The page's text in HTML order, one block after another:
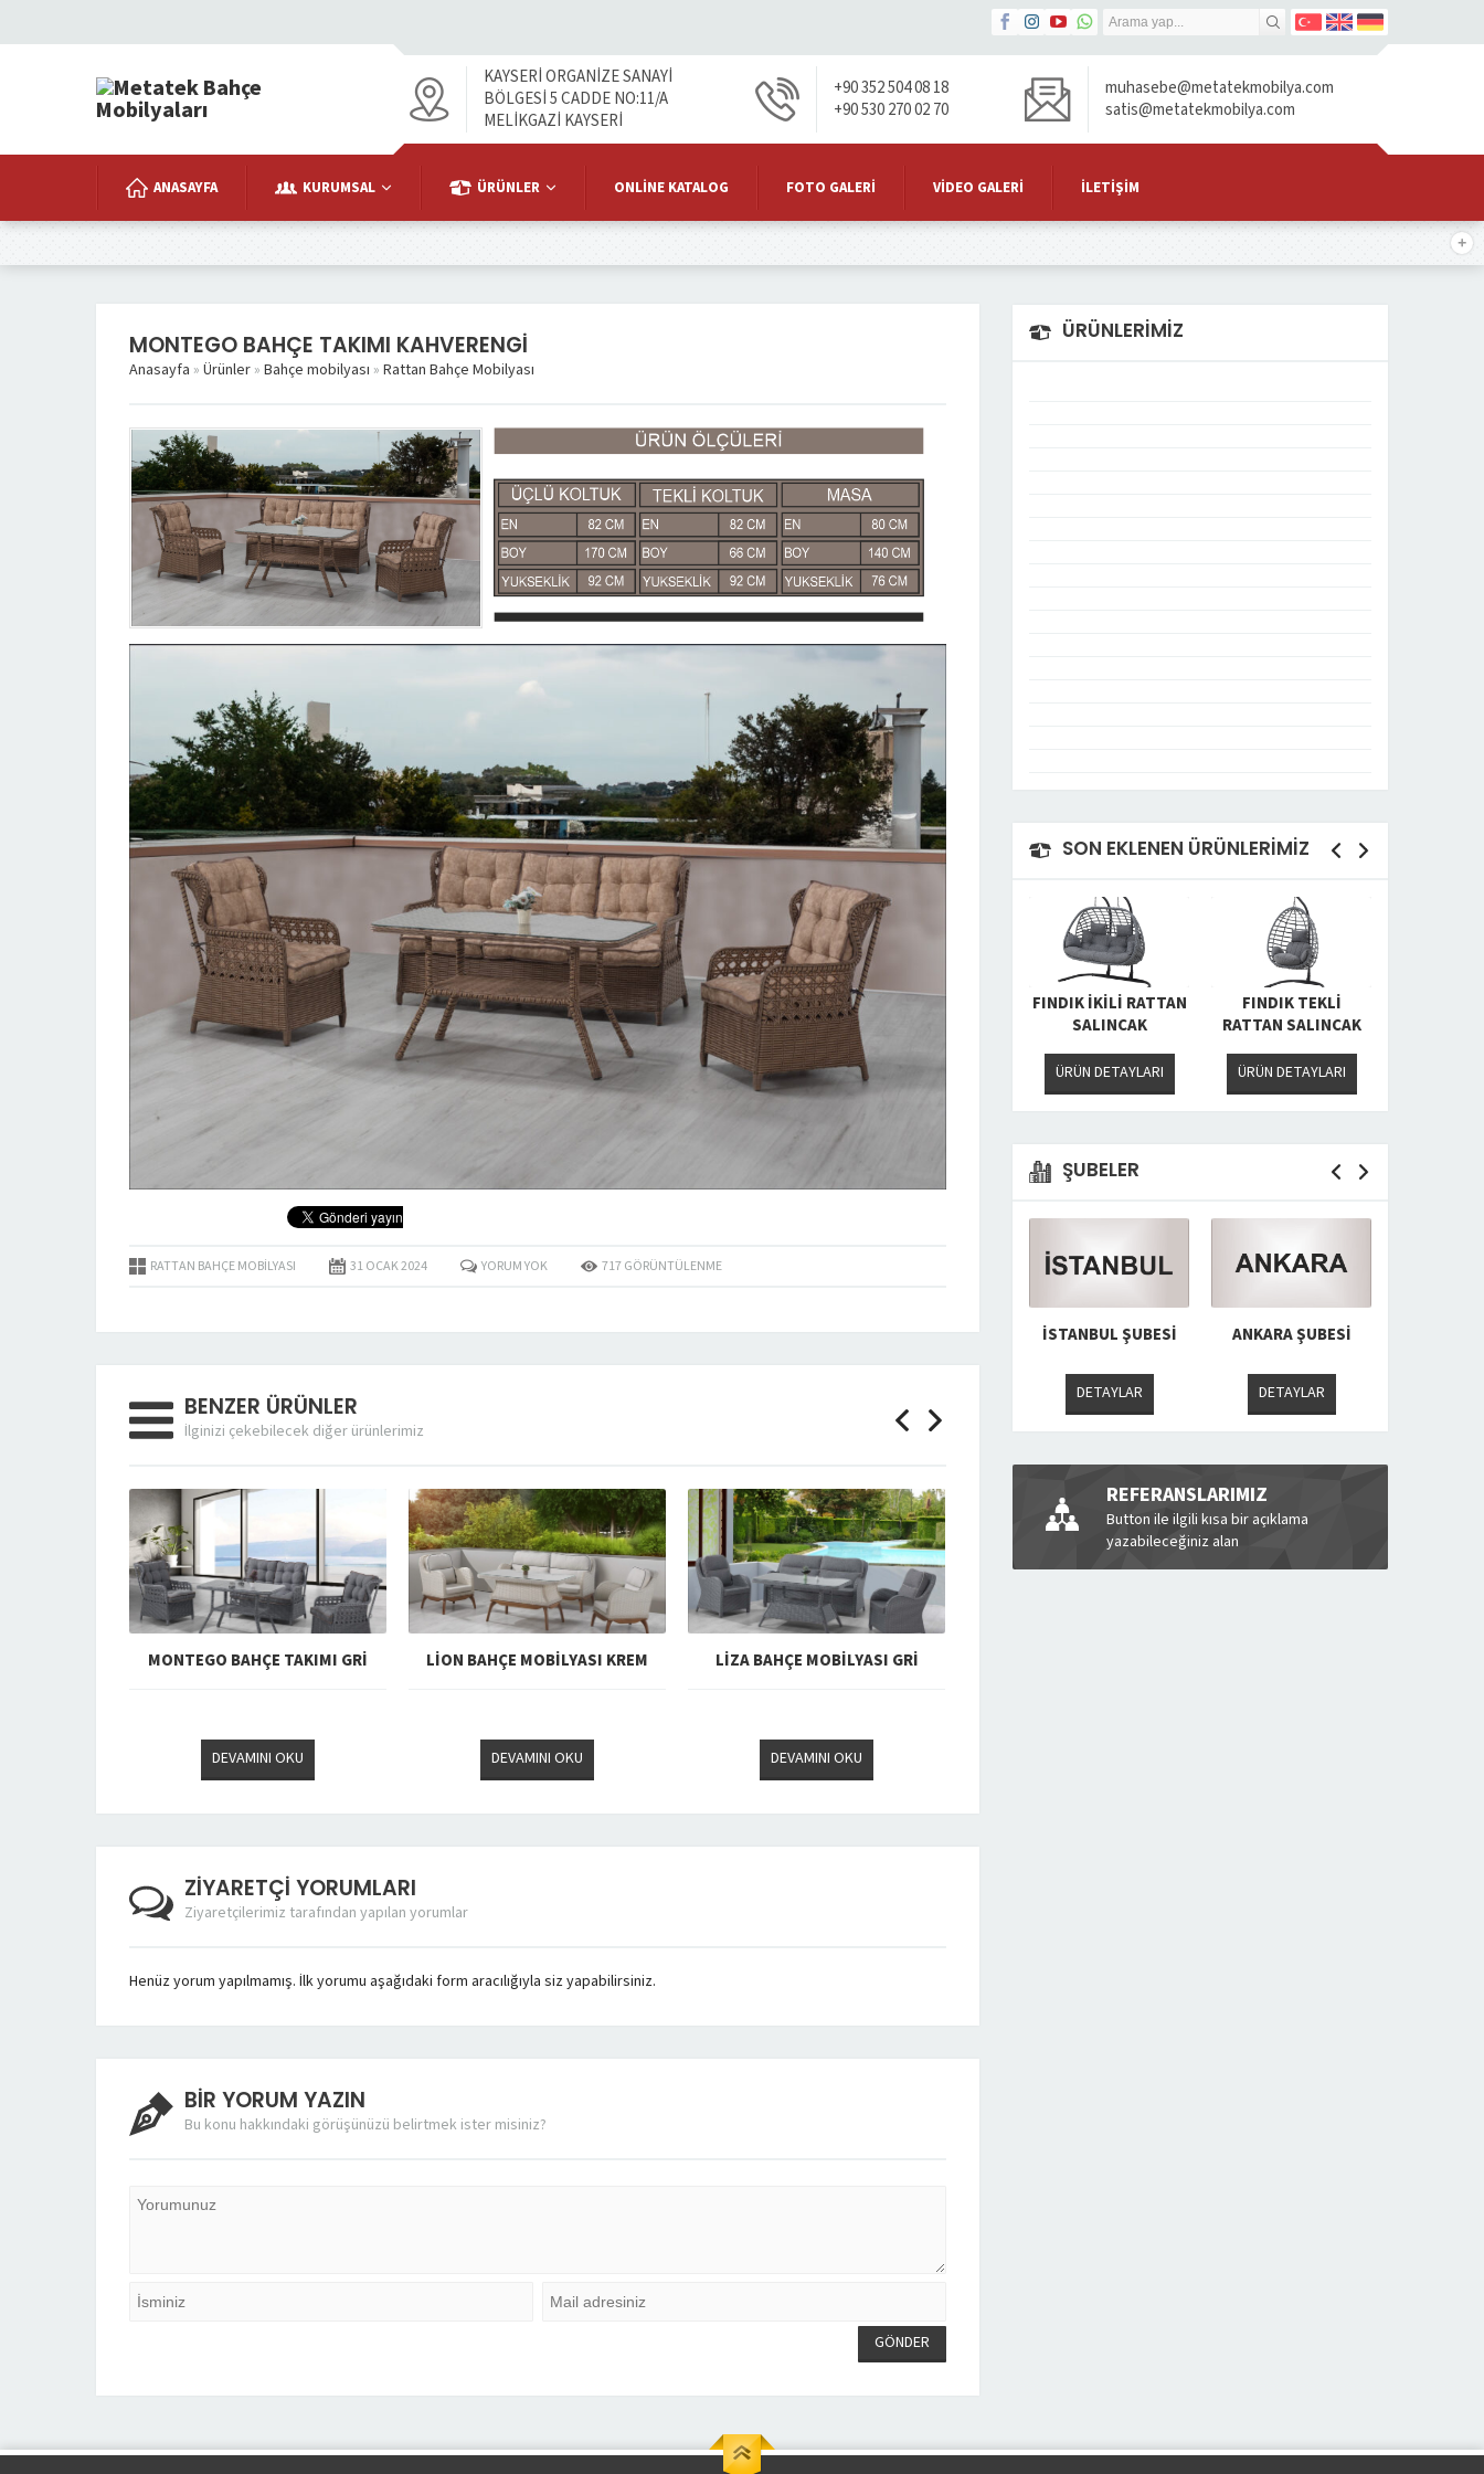
KAYSERİ ORGANİZE SANAYİ
BÖLGESİ 5 CADDE NO:11/A
MELİKGAZİ KAYSERİ
+90 352 504 08 18
+90 530 270 02 70
muhasebe@metatekmobilya.com
satis@metatekmobilya.com
ANASAYFA KURUMSAL ÜRÜNLER ONLINE KATALOG FOTO GALERI VIDEO GALERI İLETIŞIM
MONTEGO BAHÇE TAKIMI KAHVERENGİ
Anasayfa » Ürünler » Bahçe mobilyası » Rattan Bahçe Mobilyası
RATTAN BAHÇE MOBILYASI 31 OCAK2024 YORUM YOK 717GÖRÜNTÜLENME
BENZER ÜRÜNLER
İlginizi çekebilecek diğer ürünlerimiz
MONTEGO BAHÇE TAKIMI GRİ
DEVAMINI OKU
LİON BAHÇE MOBİLYASI KREM
DEVAMINI OKU
LİZA BAHÇE MOBİLYASI GRİ
DEVAMINI OKU
ZİYARETÇİ YORUMLARI
Ziyaretçilerimiz tarafından yapılan yorumlar
Henüz yorum yapılmamış. İlk yorumu aşağıdaki form aracılığıyla siz yapabilirsiniz.
BİR YORUM YAZIN
Bu konu hakkındaki görüşünüzü belirtmek ister misiniz?
ÜRÜNLERİMİZ
SON EKLENEN ÜRÜNLERİMİZ
ALART 3+1+1 BAHÇE
TAKIMI
FERRO 3+1+1 BAHÇE
TAKIMI
ÜRÜN DETAYLARI
YOGA İKİLİ RATTAN
SALINCAK
ÜRÜN DETAYLARI
YOGA TEKLİ RATTAN
SALINCAK
ÜRÜN DETAYLARI
MİRA AYAK
UZATMALI SALINCAK
FINDIK İKİLİ RATTAN
SALINCAK
ÜRÜN DETAYLARI
FINDIK TEKLİ
RATTAN SALINCAK
ÜRÜN DETAYLARI
ŞUBELER
ANTALYA ŞUBESI İSTANBUL ŞUBESI
DETAYLAR
ANKARA ŞUBESI
DETAYLAR
REFERANSLARIMIZ
Button ile ilgili kısa bir açıklama
yazabileceğiniz alan